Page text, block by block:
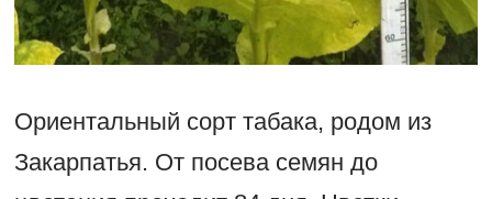
Ориентальный сорт табака, родом из
Закарпатья. От посева семян до